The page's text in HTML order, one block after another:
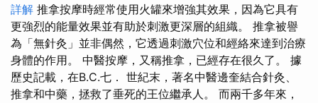
詳解 推拿按摩時經常使用火罐來增強其效果，因為它具有
更強烈的能量效果並有助於刺激更深層的組織。 推拿被譽
為「無針灸」並非偶然，它透過刺激穴位和經絡來達到治療
身體的作用。 中醫按摩，又稱推拿，已經存在很久了。 據
歷史記載，在B.C.七． 世紀末，著名中醫邊奎結合針灸、
推拿和中藥，拯救了垂死的王位繼承人。 而兩千多年來，